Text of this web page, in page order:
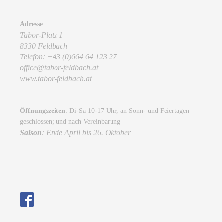
Adresse
Tabor-Platz 1
8330 Feldbach
Telefon: +43 (0)664 64 123 27
office@tabor-feldbach.at
www.tabor-feldbach.at
Öffnungszeiten: Di-Sa 10-17 Uhr, an Sonn- und Feiertagen
geschlossen; und nach Vereinbarung
Saison: Ende April bis 26. Oktober